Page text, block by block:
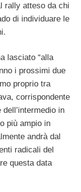
rally atteso da chi
di individuare le
lasciato “alla
i prossimi due
proprio tra
corrispondente
in
più ampio in
andrà dal
radicali del
questa data